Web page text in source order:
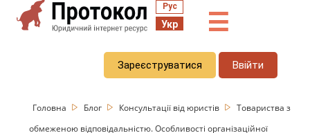
Рус
Укр ☰
Зареєструватися Ввійти
Головна Блог Консультації від юристів
Товариства з
обмеженою відповідальністю. Особливості організаційної